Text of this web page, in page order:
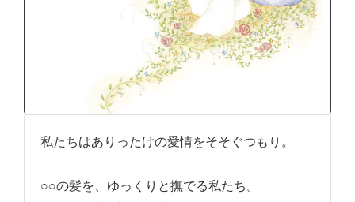
私たちはありったけの愛情をそそぐつもり。
○○の髪を、ゆっくりと撫でる私たち。